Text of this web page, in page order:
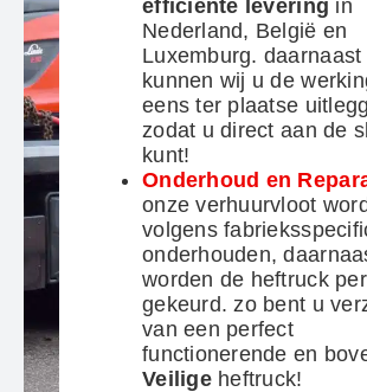
efficiënte levering in
Nederland, België en
Luxemburg. daarnaast
kunnen wij u de
eens ter plaatse
zodat u direct aan de
kunt!
Onderhoud en
onze verhuurvloot
volgens
onderhouden,
worden de heftruck
gekeurd. zo bent u
van een perfect
functionerende en
Veiligeheftruck!